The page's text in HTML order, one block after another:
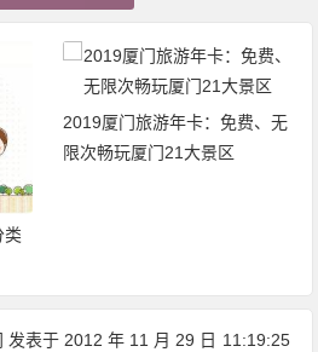
类
2019厦门旅游年卡：免费、无
限次畅玩厦门21大景区
发表于 2012 年 11 月 29 日 11:19:25